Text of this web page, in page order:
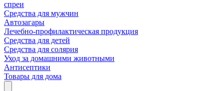
спреи
Средства для мужчин
Автозагары
Лечебно-профилактическая продукция
Средства для детей
Средства для солярия
Уход за домашними животными
Антисептики
Товары для дома